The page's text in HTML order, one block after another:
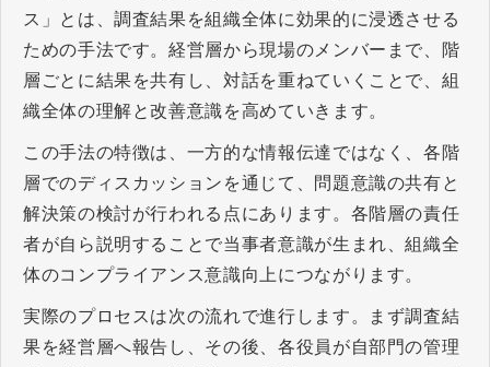
ス」とは、調査結果を組織全体に効果的に浸透させる
ための手法です。経営層から現場のメンバーまで、階
層ごとに結果を共有し、対話を重ねていくことで、組
織全体の理解と改善意識を高めていきます。
この手法の特徴は、一方的な情報伝達ではなく、各階
層でのディスカッションを通じて、問題意識の共有と
解決策の検討が行われる点にあります。各階層の責任
者が自ら説明することで当事者意識が生まれ、組織全
体のコンプライアンス意識向上につながります。
実際のプロセスは次の流れで進行します。まず調査結
果を経営層へ報告し、その後、各役員が自部門の管理